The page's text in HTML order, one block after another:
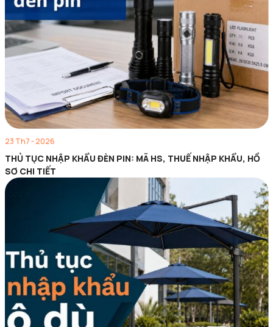
23 Th7 - 2026
THỦ TỤC NHẬP KHẨU ĐÈN PIN: MÃ HS, THUẾ NHẬP KHẨU, HỒ
SƠ CHI TIẾT